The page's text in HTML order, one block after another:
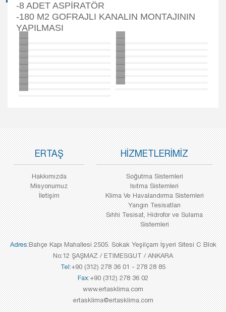
-8 ADET ASPİRATÖR
-180 M2 GOFRAJLI KANALIN MONTAJININ
YAPILMASI
ERTAŞ
Hakkımızda
Misyonumuz
İletişim
HİZMETLERİMİZ
Soğutma Sistemleri
Isıtma Sistemleri
Klima Ve Havalandırma Sistemleri
Yangın Tesisatları
Sıhhi Tesisat, Hidrofor ve Sulama
Sistemleri
Adres:Bahçe Kapı Mahallesi 2505. Sokak Yeşilçam İşyeri Sitesi C Blok
No:12 ŞAŞMAZ / ETIMESGUT / ANKARA
Tel:+90 (312) 278 36 01 - 278 28 85
Fax:+90 (312) 278 36 02
www.ertasklima.com
ertasklima@ertasklima.com